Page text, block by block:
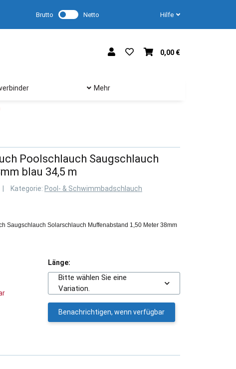
Brutto Netto Hilfe
0,00 €
Mehr
Poolschlauch Saugschlauch
blau 34,5 m
Kategorie: Pool- & Schwimmbadschlauch
Saugschlauch Solarschlauch Muffenabstand 1,50 Meter 38mm
Länge:
Bitte wählen Sie eine
Variation.
Benachrichtigen, wenn verfügbar